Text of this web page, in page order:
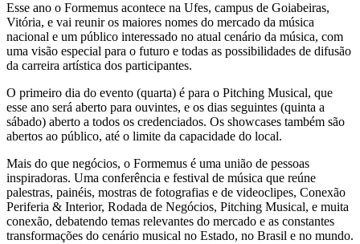
Esse ano o Formemus acontece na Ufes, campus de Goiabeiras,
Vitória, e vai reunir os maiores nomes do mercado da música
nacional e um público interessado no atual cenário da música, com
uma visão especial para o futuro e todas as possibilidades de difusão
da carreira artística dos participantes.
O primeiro dia do evento (quarta) é para o Pitching Musical, que
esse ano será aberto para ouvintes, e os dias seguintes (quinta a
sábado) aberto a todos os credenciados. Os showcases também são
abertos ao público, até o limite da capacidade do local.
Mais do que negócios, o Formemus é uma união de pessoas
inspiradoras. Uma conferência e festival de música que reúne
palestras, painéis, mostras de fotografias e de videoclipes, Conexão
Periferia & Interior, Rodada de Negócios, Pitching Musical, e muita
conexão, debatendo temas relevantes do mercado e as constantes
transformações do cenário musical no Estado, no Brasil e no mundo.